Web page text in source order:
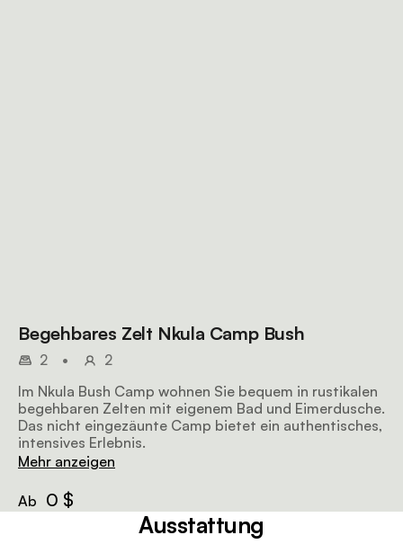
Begehbares Zelt Nkula Camp Bush
2 •
2
Im Nkula Bush Camp wohnen Sie bequem in rustikalen
begehbaren Zelten mit eigenem Bad und Eimerdusche.
Das nicht eingezäunte Camp bietet ein authentisches,
intensives Erlebnis.
Mehr anzeigen
Ab 0 $
Ausstattung